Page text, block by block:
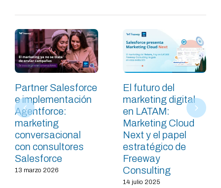
Partner Salesforce
e implementación
Agentforce:
marketing
conversacional
con consultores
Salesforce
13 marzo 2026
El futuro del
marketing digital
en LATAM:
Marketing Cloud
Next y el papel
estratégico de
Freeway
Consulting
14 julio 2025